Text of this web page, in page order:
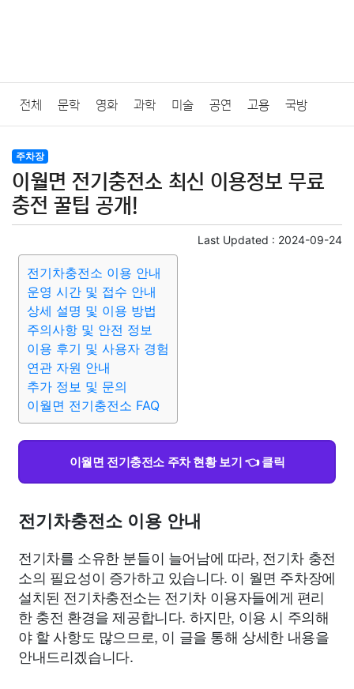
전체 문학 영화 과학 미술 공연 고용 국방
법률
질병 가요 방송 일상 주식 암호화폐 블록체인
미용 증권 인테리어
요리 상품리뷰 원예 금융
대출 자동차 취미 여행
종교 사회 정치
부동산 외국어 교육 교통
주차장
이월면 전기충전소 최신 이용정보 무료
충전 꿀팁 공개!
Last Updated : 2024-09-24
전기차충전소 이용 안내
운영 시간 및 접수 안내
상세 설명 및 이용 방법
주의사항 및 안전 정보
이용 후기 및 사용자 경험
연관 자원 안내
추가 정보 및 문의
이월면 전기충전소 FAQ
이월면 전기충전소 주차 현황 보기 👈 클릭
전기차충전소 이용 안내
전기차를 소유한 분들이 늘어남에 따라, 전기차 충전
소의 필요성이 증가하고 있습니다. 이 월면 주차장에
설치된 전기차충전소는 전기차 이용자들에게 편리
한 충전 환경을 제공합니다. 하지만, 이용 시 주의해
야 할 사항도 많으므로, 이 글을 통해 상세한 내용을
안내드리겠습니다.